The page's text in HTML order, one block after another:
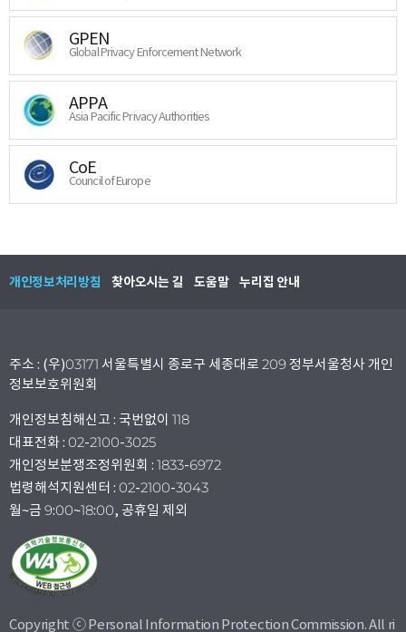
GPEN
Global Privacy Enforcement Network
APPA
Asia Pacific Privacy Authorities
CoE
Council of Europe
개인정보처리방침 찾아오시는 길 도움말 누리집 안내
주소 : (우)03171 서울특별시 종로구 세종대로 209 정부서울청사 개인
정보보호위원회
개인정보침해신고 : 국번없이 118
대표전화 : 02-2100-3025
개인정보분쟁조정위원회 : 1833-6972
법령해석지원센터 : 02-2100-3043
월~금 9:00~18:00, 공휴일 제외
Copyright ⓒ Personal Information Protection Commission. All ri